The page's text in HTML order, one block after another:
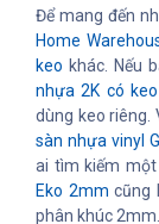
Để mang đến
Home
keo khác. Nếu
nhựa 2K có
dùng keo riêng.
sàn nhựa vinyl
ai tìm kiếm
Eko 2mm cũng
phân khúc 2mm.